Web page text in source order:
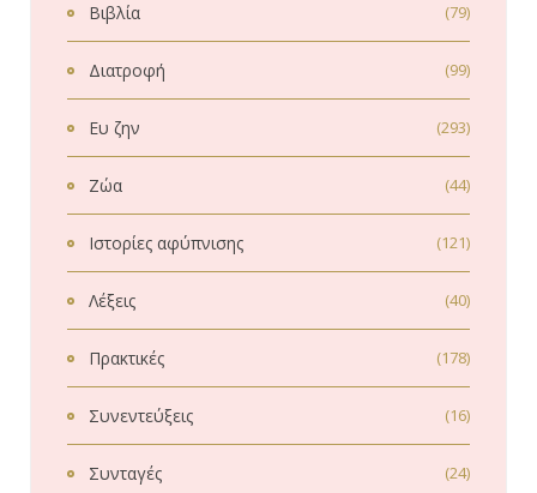
Βιβλία (79)
Διατροφή (99)
Ευ ζην (293)
Ζώα (44)
Ιστορίες αφύπνισης (121)
Λέξεις (40)
Πρακτικές (178)
Συνεντεύξεις (16)
Συνταγές (24)